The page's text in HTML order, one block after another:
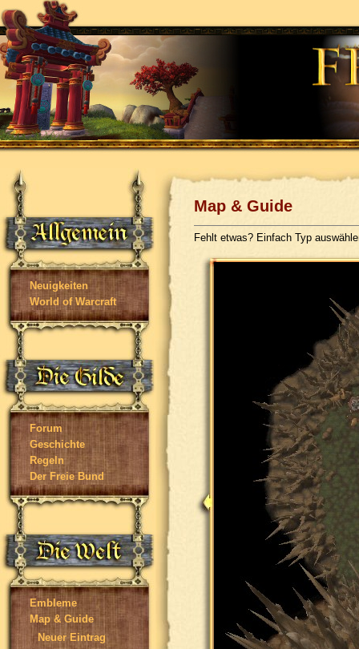
Neuigkeiten
World of Warcraft
Forum
Geschichte
Regeln
Der Freie Bund
Embleme
Map & Guide
Neuer Eintrag
Map & Guide
Fehlt etwas? Einfach Typ